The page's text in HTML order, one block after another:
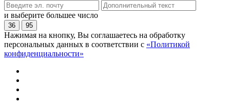
и выберите большее число
36 95
Нажимая на кнопку, Вы соглашаетесь на обработку
персональных данных в соответствии с «Политикой
конфиденциальности»